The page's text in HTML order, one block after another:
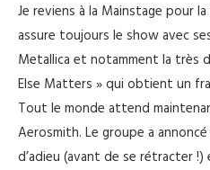
Je reviens à la Mainstage pour
assure toujours le show avec
Metallica et notamment la très
Else Matters » qui obtient un
Tout le monde attend
Aerosmith. Le groupe a
d’adieu (avant de se rétracter